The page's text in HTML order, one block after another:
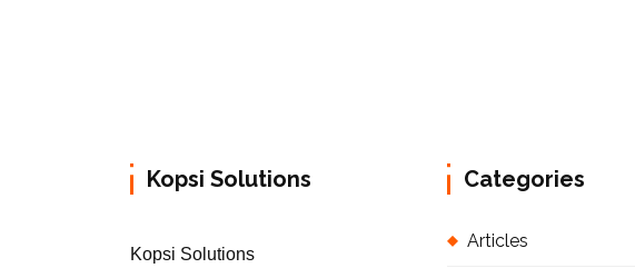
Kopsi Solutions
Kopsi Solutions
Categories
Articles